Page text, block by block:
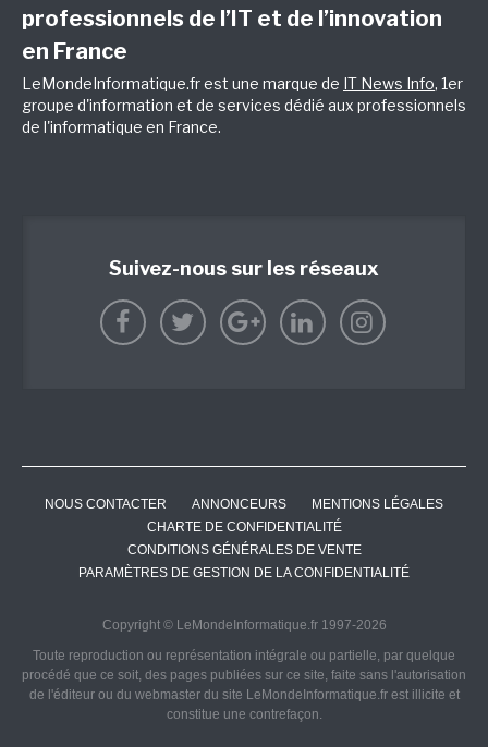
professionnels de l’IT et de l’innovation
en France
LeMondeInformatique.fr est une marque de IT News Info, 1er
groupe d'information et de services dédié aux professionnels
de l'informatique en France.
Suivez-nous sur les réseaux
NOUS CONTACTER ANNONCEURS
MENTIONS LÉGALES
CHARTE DE CONFIDENTIALITÉ
CONDITIONS GÉNÉRALES DE VENTE
PARAMÈTRES DE GESTION DE LA CONFIDENTIALITÉ
Copyright © LeMondeInformatique.fr 1997-2026
Toute reproduction ou représentation intégrale ou partielle, par quelque
procédé que ce soit, des pages publiées sur ce site, faite sans l'autorisation
de l'éditeur ou du webmaster du site LeMondeInformatique.fr est illicite et
constitue une contrefaçon.